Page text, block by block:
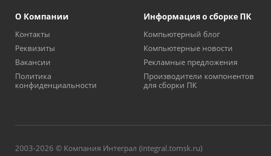
О Компании
Контакты
Реквизиты
Вакансии
Политика
конфиденциальности
Информация о сборке ПК
Компьютерный блог
Компьютерные новости
Рекламные предложения
Производители компонентов
для сборки ПК
2003-2026 © Компания Интеграл (integral.tomsk.ru)